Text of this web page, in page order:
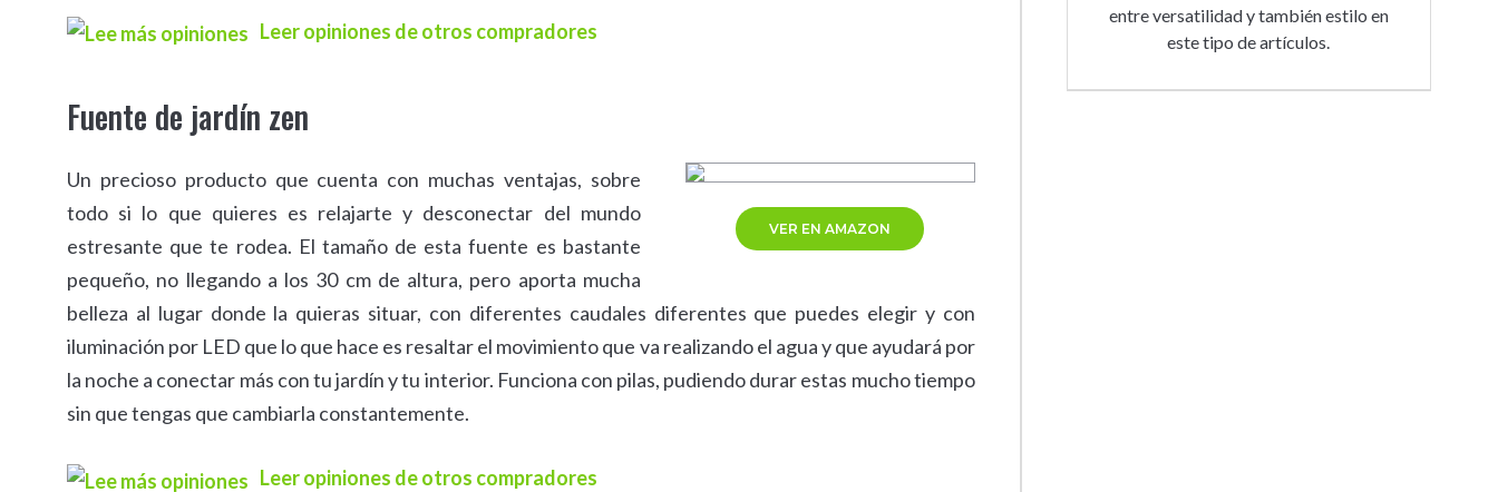
Leer opiniones de otros compradores
Fuente de jardín zen
VER EN AMAZON
Un precioso producto que cuenta con muchas ventajas, sobre
todo si lo que quieres es relajarte y desconectar del mundo
estresante que te rodea. El tamaño de esta fuente es bastante
pequeño, no llegando a los 30 cm de altura, pero aporta mucha
belleza al lugar donde la quieras situar, con diferentes caudales diferentes que puedes elegir y con
iluminación por LED que lo que hace es resaltar el movimiento que va realizando el agua y que ayudará por
la noche a conectar más con tu jardín y tu interior. Funciona con pilas, pudiendo durar estas mucho tiempo
sin que tengas que cambiarla constantemente.
Leer opiniones de otros compradores
entre versatilidad y también estilo en
este tipo de artículos.